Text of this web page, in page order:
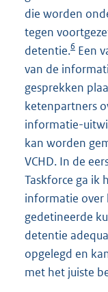
die worden
tegen
detentie.6 Een
van de
gesprekken
ketenpartners
informatie-
kan worden
VCHD. In de
Taskforce ga ik
informatie over
gedetineerde
detentie
opgelegd en
met het juiste